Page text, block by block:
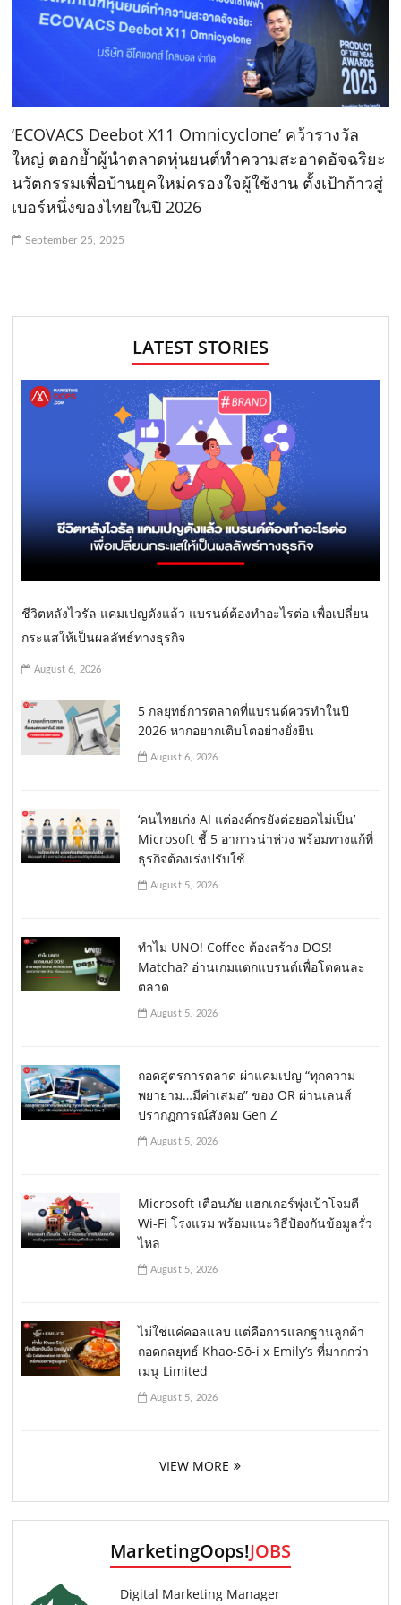
‘ECOVACS Deebot X11 Omnicyclone’ คว้ารางวัล
ใหญ่ ตอกย้ำผู้นำตลาดหุ่นยนต์ทำความสะอาดอัจฉริยะ
นวัตกรรมเพื่อบ้านยุคใหม่ครองใจผู้ใช้งาน ตั้งเป้าก้าวสู่
เบอร์หนึ่งของไทยในปี 2026
September 25, 2025
LATEST STORIES
ชีวิตหลังไวรัล แคมเปญดังแล้ว แบรนด์ต้องทำอะไรต่อ เพื่อเปลี่ยน
กระแสให้เป็นผลลัพธ์ทางธุรกิจ
August 6, 2026
5 กลยุทธ์การตลาดที่แบรนด์ควรทำในปี
2026 หากอยากเติบโตอย่างยั่งยืน
August 6, 2026
‘คนไทยเก่ง AI แต่องค์กรยังต่อยอดไม่เป็น’
Microsoft ชี้ 5 อาการน่าห่วง พร้อมทางแก้ที่
ธุรกิจต้องเร่งปรับใช้
August 5, 2026
ทำไม UNO! Coffee ต้องสร้าง DOS!
Matcha? อ่านเกมแตกแบรนด์เพื่อโตคนละ
ตลาด
August 5, 2026
ถอดสูตรการตลาด ผ่าแคมเปญ “ทุกความ
พยายาม…มีค่าเสมอ” ของ OR ผ่านเลนส์
ปรากฏการณ์สังคม Gen Z
August 5, 2026
Microsoft เตือนภัย แฮกเกอร์พุ่งเป้าโจมตี
Wi-Fi โรงแรม พร้อมแนะวิธีป้องกันข้อมูลรั่ว
ไหล
August 5, 2026
ไม่ใช่แค่คอลแลบ แต่คือการแลกฐานลูกค้า
ถอดกลยุทธ์ Khao-Sō-i x Emily’s ที่มากกว่า
เมนู Limited
August 5, 2026
VIEW MORE
MarketingOops!JOBS
Digital Marketing Manager